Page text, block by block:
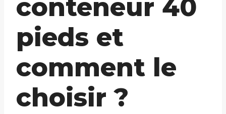
conteneur 40
pieds et
comment le
choisir ?